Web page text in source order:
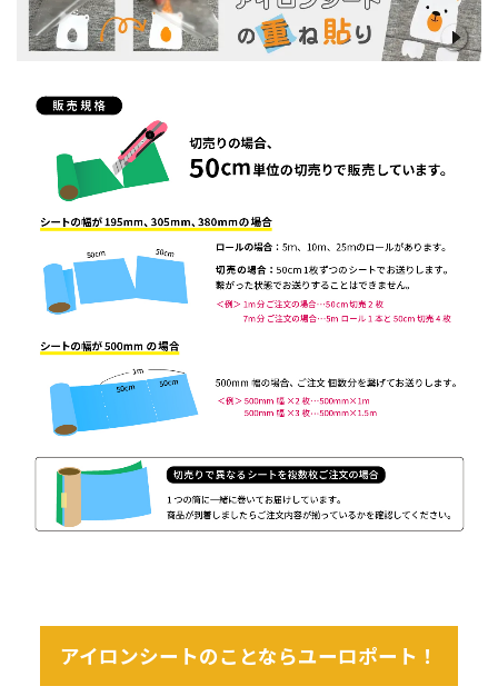
アイロンシートのことならユーロポート！